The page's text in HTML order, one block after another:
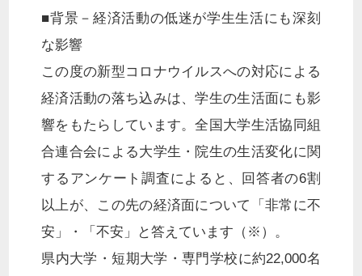
■背景－経済活動の低迷が学生生活にも深刻
な影響
この度の新型コロナウイルスへの対応による
経済活動の落ち込みは、学生の生活面にも影
響をもたらしています。全国大学生活協同組
合連合会による大学生・院生の生活変化に関
するアンケート調査によると、回答者の6割
以上が、この先の経済面について「非常に不
安」・「不安」と答えています（※）。
県内大学・短期大学・専門学校に約22,000名